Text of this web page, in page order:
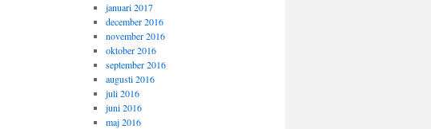
januari 2017
december 2016
november 2016
oktober 2016
september 2016
augusti 2016
juli 2016
juni 2016
maj 2016